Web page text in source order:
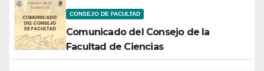
CONSEJO DE FACULTAD
Comunicado del Consejo de la
Facultad de Ciencias